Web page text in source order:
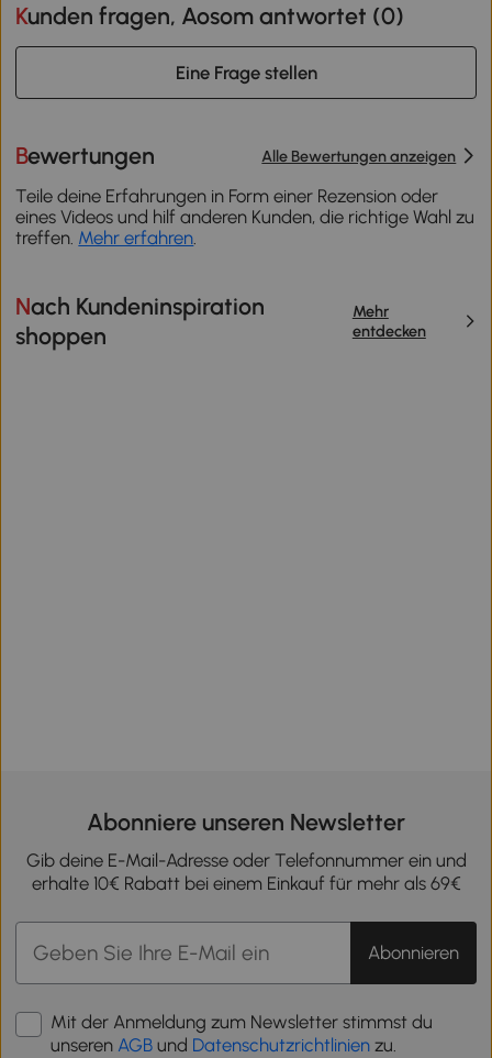
Kunden fragen, Aosom antwortet (0)
Eine Frage stellen
Bewertungen Alle Bewertungen anzeigen
Teile deine Erfahrungen in Form einer Rezension oder
eines Videos und hilf anderen Kunden, die richtige Wahl zu
treffen. Mehr erfahren.
Nach Kundeninspiration
shoppen
Mehr
entdecken
Abonniere unseren Newsletter
Gib deine E-Mail-Adresse oder Telefonnummer ein und
erhalte 10€ Rabatt bei einem Einkauf für mehr als 69€
Abonnieren
Mit der Anmeldung zum Newsletter stimmst du
unseren AGB und Datenschutzrichtlinien zu.